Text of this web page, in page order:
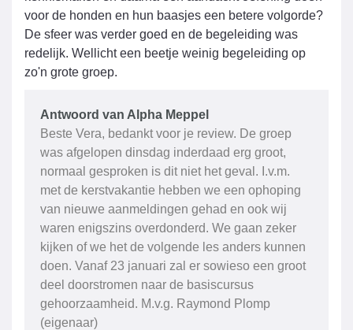
voor de honden en hun baasjes een betere volgorde?
De sfeer was verder goed en de begeleiding was
redelijk. Wellicht een beetje weinig begeleiding op
zo'n grote groep.
Antwoord van Alpha Meppel
Beste Vera, bedankt voor je review. De groep
was afgelopen dinsdag inderdaad erg groot,
normaal gesproken is dit niet het geval. I.v.m.
met de kerstvakantie hebben we een ophoping
van nieuwe aanmeldingen gehad en ook wij
waren enigszins overdonderd. We gaan zeker
kijken of we het de volgende les anders kunnen
doen. Vanaf 23 januari zal er sowieso een groot
deel doorstromen naar de basiscursus
gehoorzaamheid. M.v.g. Raymond Plomp
(eigenaar)